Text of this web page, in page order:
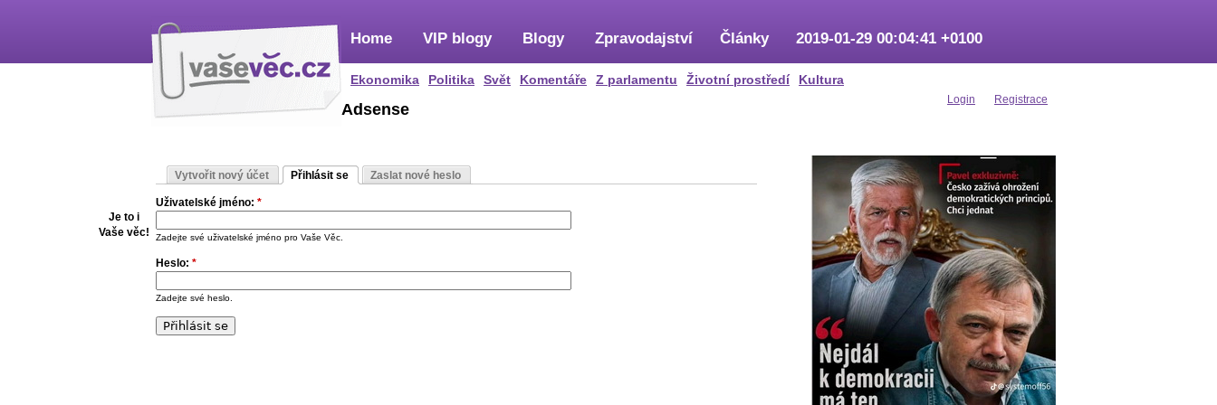
Home
Ekonomika Politika Svět Komentáře Z parlamentu Životní prostředí Kultura
VIP blogy Blogy Zpravodajství Články 2019-01-29 00:04:41 +0100
Login Registrace
Je to i
Vaše věc!
Adsense
Vytvořit nový účet Přihlásit se Zaslat nové heslo
Uživatelské jméno: *
Zadejte své uživatelské jméno pro Vaše Věc.
Heslo: *
Zadejte své heslo.